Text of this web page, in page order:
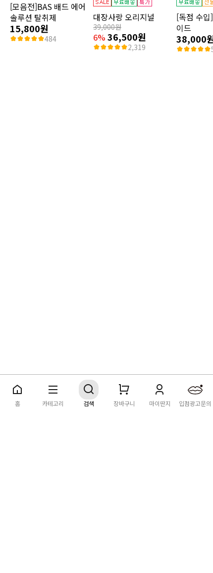
[모음전]BAS 배드 에어
솔루션 탈취제
15,800원
484
대장사랑 오리지널
39,000원
6% 36,500원
2,319
[독점 수
이드
38,000원
딴지마켓 이용약관개인정보처리방침 입점·광고문의
홈 카테고리 검색 장바구니 마이딴지 입점광고문의